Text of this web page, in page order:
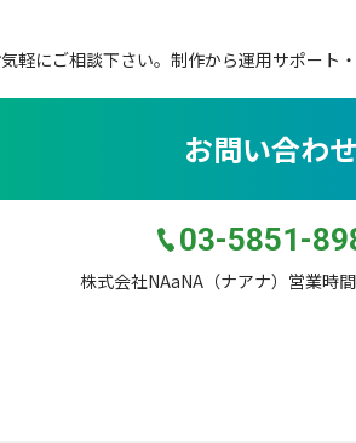
軽にご相談下さい。 制作から運用サポート
お問い合わせ
03-5851-
株式会社NAaNA（ナアナ）営業時